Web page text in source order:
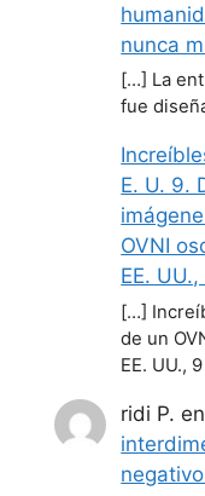
nunca
[…] La
fue
E. U. 9.
OVNI
EE.
[…]
de un
EE. UU.,
ridi P. en